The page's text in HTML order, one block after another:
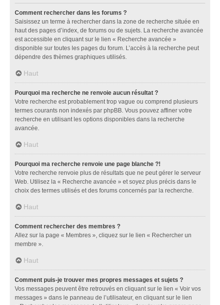
Comment rechercher dans les forums ?
Saisissez un terme à rechercher dans la zone de recherche située en
haut des pages d’index, de forums ou de sujets. La recherche avancée
est accessible en cliquant sur le lien « Recherche avancée »
disponible sur toutes les pages du forum. L’accès à la recherche peut
dépendre des thèmes graphiques utilisés.
Haut
Pourquoi ma recherche ne renvoie aucun résultat ?
Votre recherche est probablement trop vague ou comprend plusieurs
termes courants non indexés par phpBB. Vous pouvez affiner votre
recherche en utilisant les options disponibles dans la recherche
avancée.
Haut
Pourquoi ma recherche renvoie une page blanche ?!
Votre recherche renvoie plus de résultats que ne peut gérer le serveur
Web. Utilisez la « Recherche avancée » et soyez plus précis dans le
choix des termes utilisés et des forums concernés par la recherche.
Haut
Comment rechercher des membres ?
Allez sur la page « Membres », cliquez sur le lien « Rechercher un
membre ».
Haut
Comment puis-je trouver mes propres messages et sujets ?
Vos messages peuvent être retrouvés en cliquant sur le lien « Voir vos
messages » dans le panneau de l’utilisateur, en cliquant sur le lien